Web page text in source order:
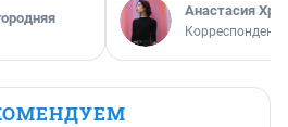
Анастасия
Корреспондент